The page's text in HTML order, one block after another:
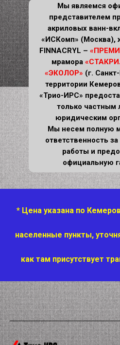
Мы являемся
представителем
акриловых ванн-
«ИСКомп» (Москва),
FINNACRYL –
мрамора
«ЭКОЛОР» (г.
территории
«Трио-ИРС»
только частным
юридическим
Мы несем полную
ответственность
работы и
официальную
* Цена указана по
населенные пункты,
как там присутствует